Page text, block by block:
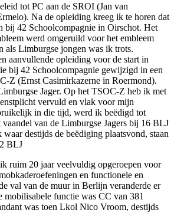
tot PC aan de SROI (Jan van
Na de opleiding kreeg ik te horen dat
bij 42 Schoolcompagnie in Oirschot. Het
werd omgeruild voor het embleem
als Limburgse jongen was ik trots.
opleiding voor de start in
bij 42 Schoolcompagnie gewijzigd in een
Z (Ernst Casimirkazerne in Roermond).
Jager. Op het TSOC-Z heb ik met
vervuld en vlak voor mijn
in die tijd, werd ik beëdigd tot
van de Limburgse Jagers bij 16 BLJ
destijds de beëdiging plaatsvond, staan
BLJ
ruim 20 jaar veelvuldig opgeroepen voor
en functionele en
val van de muur in Berlijn veranderde er
mobilisabele functie was CC van 381
was toen Lkol Nico Vroom, destijds